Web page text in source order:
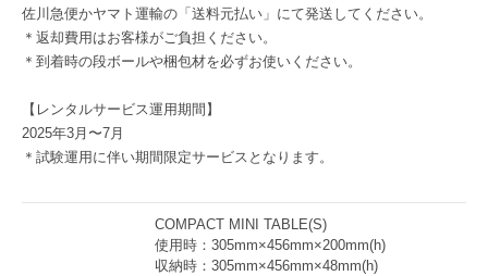
佐川急便かヤマト運輸の「送料元払い」にて発送してください。
＊返却費用はお客様がご負担ください。
＊到着時の段ボールや梱包材を必ずお使いください。
【レンタルサービス運用期間】
2025年3月〜7月
＊試験運用に伴い期間限定サービスとなります。
COMPACT MINI TABLE(S)
使用時：305mm×456mm×200mm(h)
収納時：305mm×456mm×48mm(h)